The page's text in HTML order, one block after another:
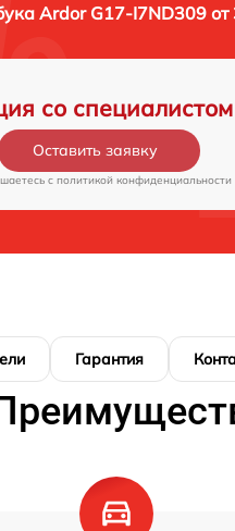
Ardor G17-I7ND309 от
со специалистом
Оставить заявку
c политикой конфиденциальности
Гарантия